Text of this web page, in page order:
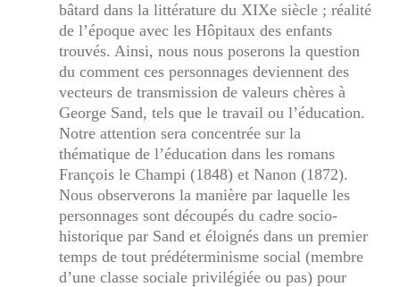
bâtard dans la littérature du XIXe siècle ; réalité
de l’époque avec les Hôpitaux des enfants
trouvés. Ainsi, nous nous poserons la question
du comment ces personnages deviennent des
vecteurs de transmission de valeurs chères à
George Sand, tels que le travail ou l’éducation.
Notre attention sera concentrée sur la
thématique de l’éducation dans les romans
François le Champi (1848) et Nanon (1872).
Nous observerons la manière par laquelle les
personnages sont découpés du cadre socio-
historique par Sand et éloignés dans un premier
temps de tout prédéterminisme social (membre
d’une classe sociale privilégiée ou pas) pour